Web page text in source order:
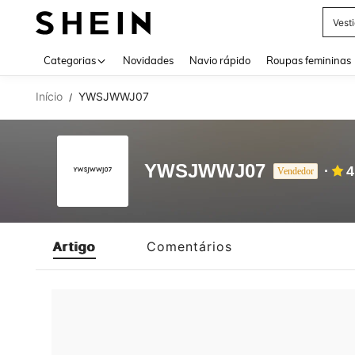
Categorias Novidades Navio rápido Roupas femininas
Início / YWSJWWJ07
YWSJWWJ07 Vendedor
Artigo Comentários